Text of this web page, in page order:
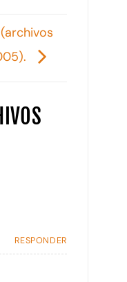
RESPONDER